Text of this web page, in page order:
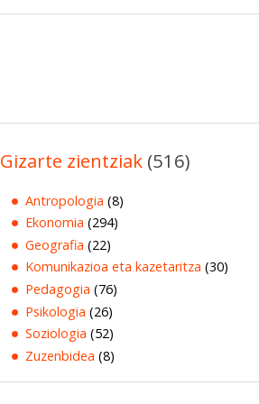
Gizarte zientziak (516)
Antropologia (8)
Ekonomia (294)
Geografia (22)
Komunikazioa eta kazetaritza (30)
Pedagogia (76)
Psikologia (26)
Soziologia (52)
Zuzenbidea (8)